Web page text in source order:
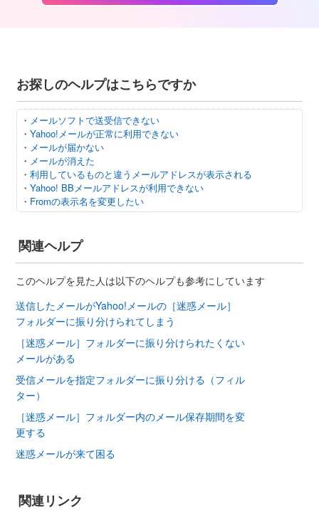
お探しのヘルプはこちらですか
・ メールソフトで送受信できない
・ Yahoo!メールが正常に利用できない
・ メールが届かない
・ メールが消えた
・ 利用しているものと違うメールアドレスが表示される
・ Yahoo! BBメールアドレスが利用できない
・ Fromの表示名を変更したい
関連ヘルプ
このヘルプを見た人は以下のヘルプも参考にしています
送信したメールがYahoo!メールの［迷惑メール］
フォルダーに振り分けられてしまう
［迷惑メール］フォルダーに振り分けられたくない
メールがある
受信メールを指定フォルダーに振り分ける（フィル
ター）
［迷惑メール］フォルダー内のメール保存期間を変
更する
迷惑メールが来て困る
関連リンク